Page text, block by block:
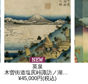
英泉
木曽街道塩尻峠諏訪ノ湖水眺望
¥45,000円(税込)